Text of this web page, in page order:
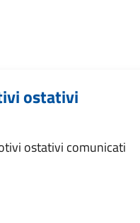
ostativi
ostativi comunicati